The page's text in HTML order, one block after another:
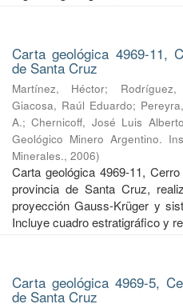
Carta geológica 4969-11,
de Santa Cruz
Martínez, Héctor;
Giacosa, Raúl Eduardo;
A.;Chernicoff, José Luis Alberto
Geológico Minero Argentino.
Minerales., 2006)
Carta geológica 4969-11,
provincia de Santa Cruz,
proyección Gauss-Krüger y
Incluye cuadro estratigráfico y
Carta geológica 4969-5,
de Santa Cruz